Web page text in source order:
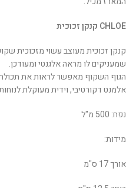
CHLOE קנקן זכוכית
קנקן זכוכית מעוצב עשוי מזכוכית
שמעניקים לו מראה אלגנטי ומעודכן.
הגוף השקוף מאפשר לראות את
אלמנט דקורטיבי, וידית מעוקלת
נפח: 500 מ"ל
מידות:
אורך 17 ס"מ